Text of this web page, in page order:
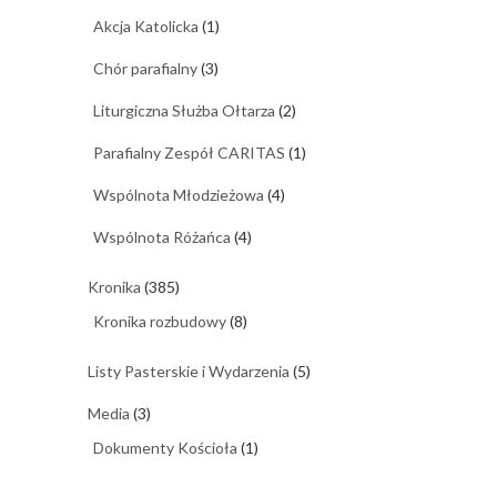
Akcja Katolicka (1)
Chór parafialny(3)
Liturgiczna Służba Ołtarza (2)
Parafialny Zespół CARITAS (1)
Wspólnota Młodzieżowa (4)
Wspólnota Różańca (4)
Kronika (385)
Kronika rozbudowy(8)
Listy Pasterskie i Wydarzenia (5)
Media (3)
Dokumenty Kościoła (1)